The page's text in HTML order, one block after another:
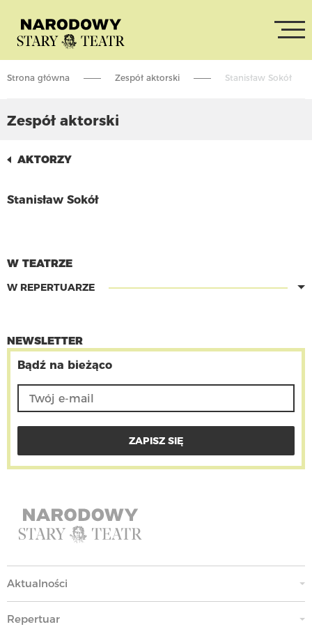
Strona główna Zespół aktorski Stanisław Sokół
Zespół aktorski
AKTORZY
Stanisław Sokół
W TEATRZE
W REPERTUARZE
NEWSLETTER
Bądź na bieżąco
Aktualności
Repertuar